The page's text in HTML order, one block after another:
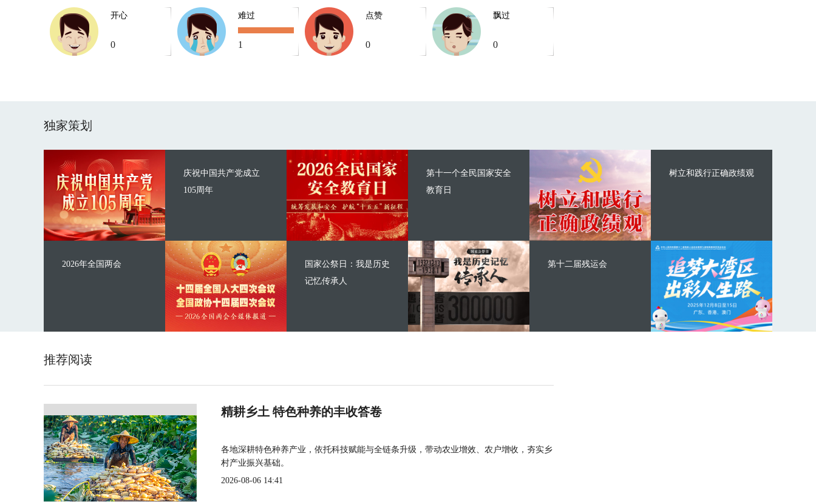
开心
0
难过
1
点赞
0
飘过
0
独家策划
庆祝中国共产党成立
105周年
2026年全国两会
第十一个全民国家安全
教育日
国家公祭日：我是历史
记忆传承人
树立和践行正确政绩观
第十二届残运会
推荐阅读
精耕乡土 特色种养的丰收答卷
各地深耕特色种养产业，依托科技赋能与全链条升级，带动农业增效、农户增收，夯实乡
村产业振兴基础。
2026-08-06 14:41